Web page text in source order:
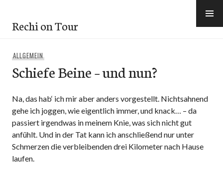
content
Rechi on Tour
ALLGEMEIN
Schiefe Beine – und nun?
Na, das hab‘ ich mir aber anders vorgestellt. Nichtsahnend
gehe ich joggen, wie eigentlich immer, und knack… – da
passiert irgendwas in meinem Knie, was sich nicht gut
anfühlt. Und in der Tat kann ich anschließend nur unter
Schmerzen die verbleibenden drei Kilometer nach Hause
laufen.